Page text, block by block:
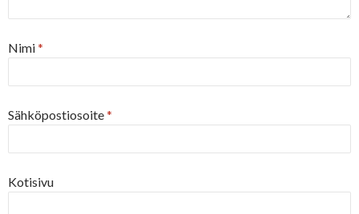
Nimi*
Sähköpostiosoite*
Kotisivu